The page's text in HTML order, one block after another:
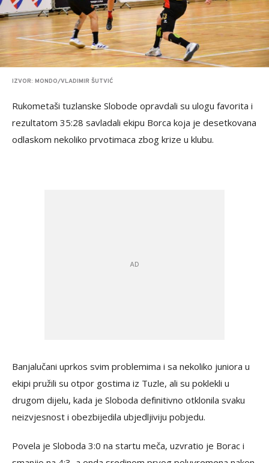
IZVOR: MONDO/VLADIMIR ŠUTVIĆ
Rukometaši tuzlanske Slobode opravdali su ulogu favorita i
rezultatom 35:28 savladali ekipu Borca koja je desetkovana
odlaskom nekoliko prvotimaca zbog krize u klubu.
Banjalučani uprkos svim problemima i sa nekoliko juniora u
ekipi pružili su otpor gostima iz Tuzle, ali su poklekli u
drugom dijelu, kada je Sloboda definitivno otklonila svaku
neizvjesnost i obezbijedila ubjedljiviju pobjedu.
Povela je Sloboda 3:0 na startu meča, uzvratio je Borac i